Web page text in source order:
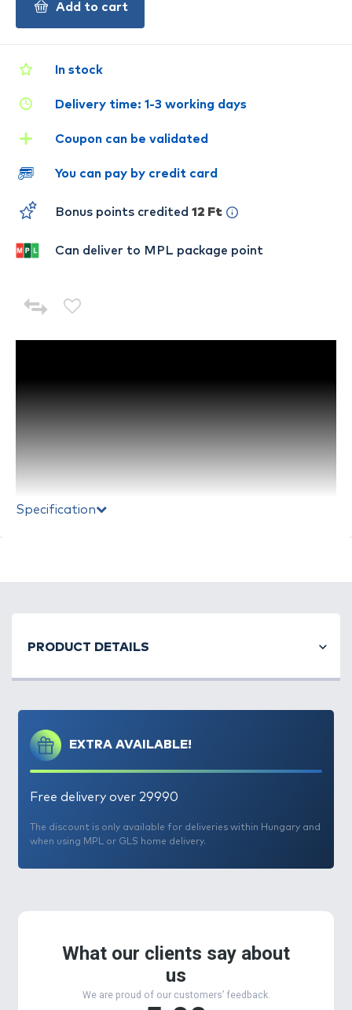
Haldorádókínálat folyamatosan olyan hasznos,
kényelmesebbé, és eredményesebbé tehetik a
arra törekszik, hogy az új, prémium minőségű
termékek használata minden igényt kielégítő
módon kerüljön bemutatásra, annak érdekében,
hogy a vízparton a horgászoknak már egyételmű
legyen annak használata!
A pontyhorgászok egyik legegyszerűbb, és kétség
kívül nélkülözhetetlen eszköze, a bojli fűző tű. Az
erős anyagú és vékony kialakításúBoilie Needle
köszönhetően stabilan fogható, így akár félkemény
csalik átszúrására is alkalmas.
Nem csak bojlikhoz, de feeder horgászoknak a
Specification
In stock
Delivery time: 1-3 working days
Coupon can be validated
You can pay by credit card
Bonus points credited 12 Ft
Can deliver to MPL package point
Add to cart
EXTRA AVAILABLE!
Free delivery over 29990
The discount is only available for deliveries within Hungary and
when using MPL or GLS home delivery.
PRODUCT DETAILS